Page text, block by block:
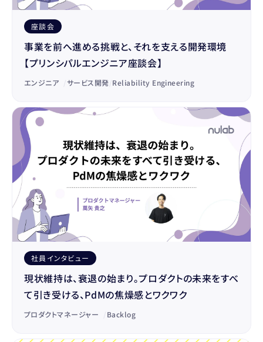
座談会
事業を前へ進める挑戦と、それを支える開発環境
【プリンシパルエンジニア座談会】
エンジニア サービス開発 Reliability Engineering
社員インタビュー
現状維持は、衰退の始まり。プロダクトの未来をすべ
て引き受ける、PdMの焦燥感とワクワク
プロダクトマネージャー Backlog